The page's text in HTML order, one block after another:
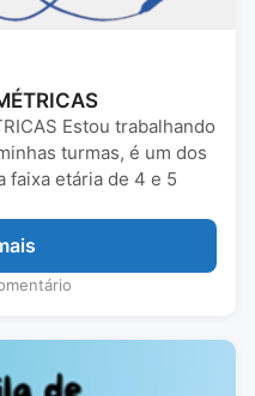
Estou trabalhando
turmas, é um dos
faixa etária de 4 e 5